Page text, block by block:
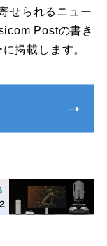
せられるニュー
Postの書き
掲載します。